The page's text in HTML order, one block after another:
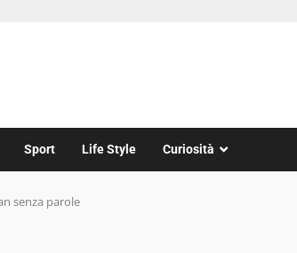
Sport Life Style Curiosità
senza parole